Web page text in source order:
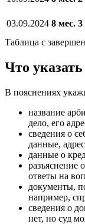
03.09.2024 8 мес. 3
Таблица с
Что
В пояснениях
название
дело, его
сведения о
данные,
данные о
разъяснение
ответы на
документы,
например,
сведения о
нет, но суд